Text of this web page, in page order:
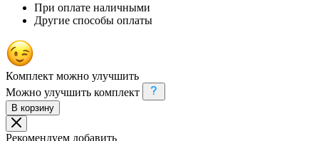
При оплате наличными
Другие способы оплаты
Комплект можно улучшить
Можно улучшить комплект
В корзину
Рекомендуем добавить